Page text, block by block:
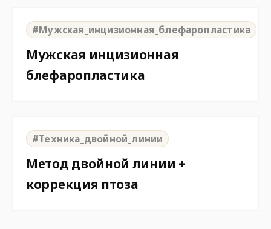
BEFORE AFTER
#Мужская_инцизионная_блефаропластика
Мужская инцизионная
блефаропластика
BEFORE
#Техника_двойной_линии
Метод двойной линии +
коррекция птоза